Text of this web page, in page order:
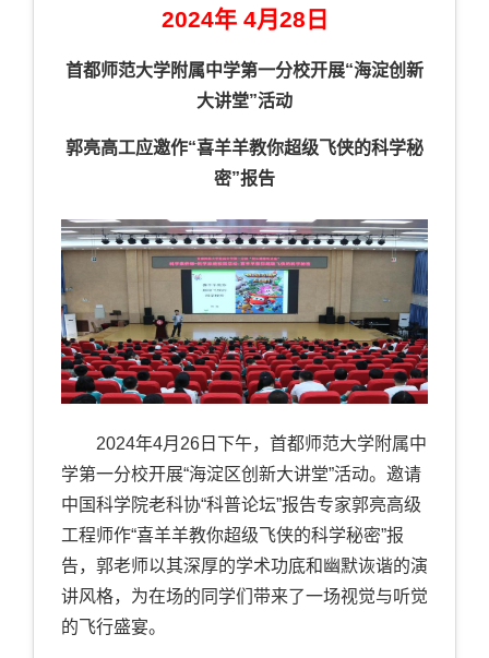
2024年 4月28日
首都师范大学附属中学第一分校开展“海淀创新
大讲堂”活动
郭亮高工应邀作“喜羊羊教你超级飞侠的科学秘
密”报告
2024年4月 26 日下午，首都师范大学附属中
学第一分校开展“海淀区创新大讲堂”活动。邀请
中国科学院老科协“科普论坛”报告专家郭亮高级
工程师作“喜羊羊教你超级飞侠的科学秘密”报
告，郭老师以其深厚的学术功底和幽默诙谐的演
讲风格，为在场的同学们带来了一场视觉与听觉
的飞行盛宴。